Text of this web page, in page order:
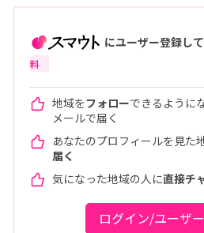
にユーザー登録し
料
地域をフォローできるようにな
メールで届く
あなたのプロフィールを見た
届く
気になった地域の人に直接チ
ログイン/ユーザ